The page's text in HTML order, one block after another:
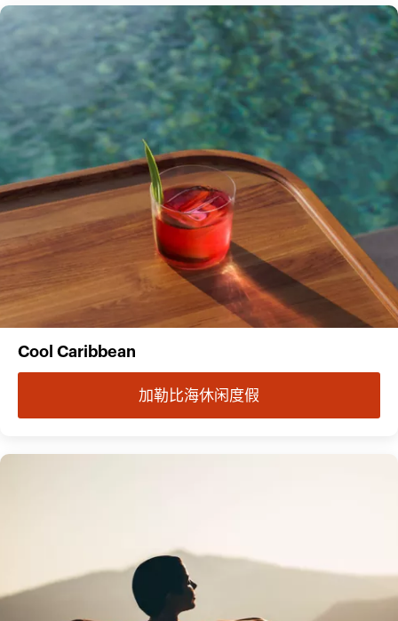
Cool Caribbean
加勒比海休闲度假